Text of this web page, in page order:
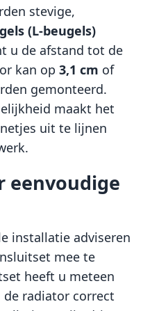
stevige,
(L-beugels)
u de afstand tot de
kan op 3,1 cm of
gemonteerd.
maakt het
uit te lijnen
eenvoudige
installatie adviseren
mee te
heeft u meteen
radiator correct